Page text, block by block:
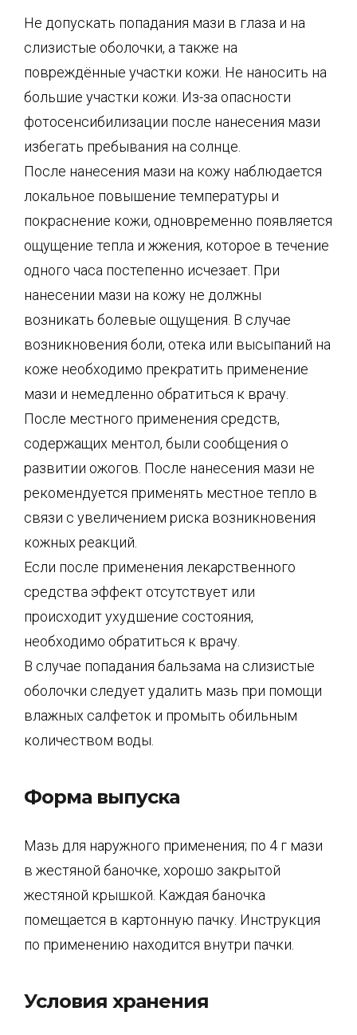
Не допускать попадания мази в глаза и на
слизистые оболочки, а также на
повреждённые участки кожи. Не наносить на
большие участки кожи. Из-за опасности
фотосенсибилизации после нанесения мази
избегать пребывания на солнце.
После нанесения мази на кожу наблюдается
локальное повышение температуры и
покраснение кожи, одновременно появляется
ощущение тепла и жжения, которое в течение
одного часа постепенно исчезает. При
нанесении мази на кожу не должны
возникать болевые ощущения. В случае
возникновения боли, отека или высыпаний на
коже необходимо прекратить применение
мази и немедленно обратиться к врачу.
После местного применения средств,
содержащих ментол, были сообщения о
развитии ожогов. После нанесения мази не
рекомендуется применять местное тепло в
связи с увеличением риска возникновения
кожных реакций.
Если после применения лекарственного
средства эффект отсутствует или
происходит ухудшение состояния,
необходимо обратиться к врачу.
В случае попадания бальзама на слизистые
оболочки следует удалить мазь при помощи
влажных салфеток и промыть обильным
количеством воды.
Форма выпуска
Мазь для наружного применения; по 4 г мази
в жестяной баночке, хорошо закрытой
жестяной крышкой. Каждая баночка
помещается в картонную пачку. Инструкция
по применению находится внутри пачки.
Условия хранения